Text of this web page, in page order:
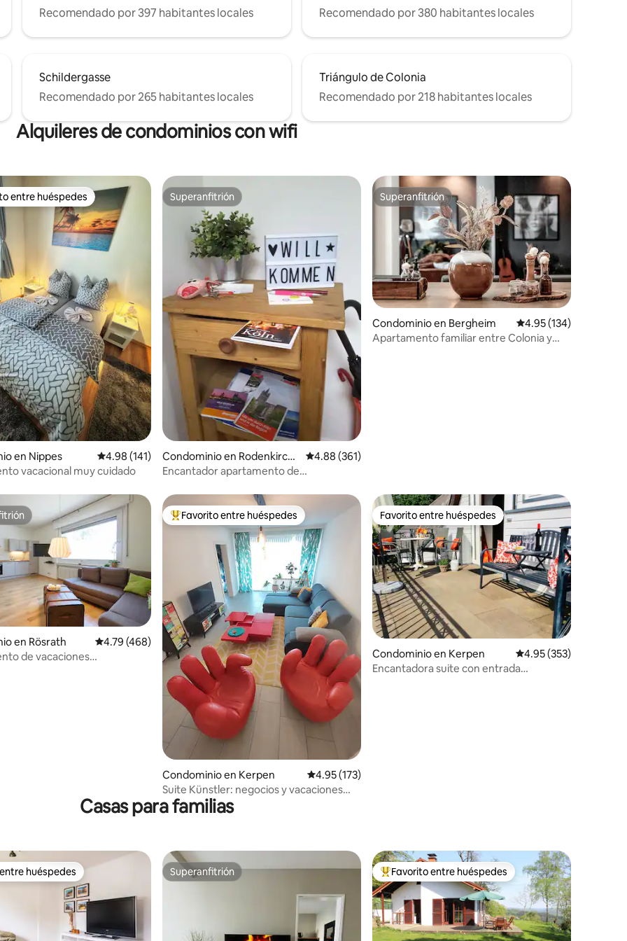
Recomendado por 397 habitantes locales
Recomendado por 380 habitantes locales
Schildergasse
Recomendado por 265 habitantes locales
Triángulo de Colonia
Recomendado por 218 habitantes locales
Alquileres de condominios con wifi
de 5; 104 evaluaciones
en Favorito entre huéspedes
entre huéspedes
en Nippes Calificación promedio: 4.98 de 5; 141 evaluaciones
4.98 (141)
vacacional muy cuidado
Superanfitrión
Superanfitrión
Condominio en Rodenkirche
n
Calificación promedio: 4.88 de 5; 361 evaluaciones
4.88 (361)
Encantador apartamento de
Bayenthal.
Superanfitrión
Superanfitrión
Condominio en Bergheim Calificación promedio:
4.95 (134)
Apartamento familiar entre Colonia y
de 5; 103 evaluaciones
en Rösrath Calificación promedio: 4.79 de 5; 468 evaluaciones
4.79 (468)
de vacaciones
De los mejores en Favorito entre huéspedes
Favorito entre huéspedes
Condominio en Kerpen Calificación promedio: 4.95 de 5; 173 evaluaciones
4.95 (173)
Suite Künstler: negocios y vacaciones
para grupos
Favorito entre huéspedes
Favorito entre huéspedes
Condominio en Kerpen Calificación promedio:
4.95 (353)
Encantadora suite con entrada
Casas para familias
huéspedes
huéspedes Superanfitrión
Superanfitrión De los mejores en Favorito entre huéspedes
Favorito entre huéspedes